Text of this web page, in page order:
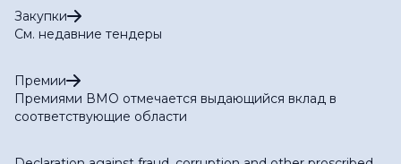
Закупки
См. недавние тендеры
Премии
Премиями ВМО отмечается выдающийся вклад в
соответствующие области